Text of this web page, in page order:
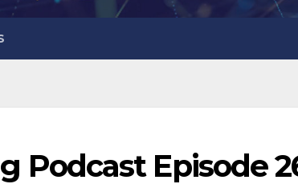
Podcast Episode